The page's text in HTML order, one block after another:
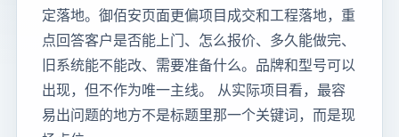
定落地。御佰安页面更偏项目成交和工程落地，重
点回答客户是否能上门、怎么报价、多久能做完、
旧系统能不能改、需要准备什么。品牌和型号可以
出现，但不作为唯一主线。 从实际项目看，最容
易出问题的地方不是标题里那一个关键词，而是现